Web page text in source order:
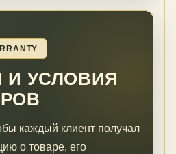
И УСЛОВИЯ
каждый клиент получал
о товаре, его